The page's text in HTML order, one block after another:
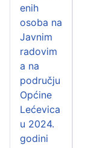
enih
osoba na
Javnim
radovim
a na
području
Općine
Lećevica
u 2024.
godini